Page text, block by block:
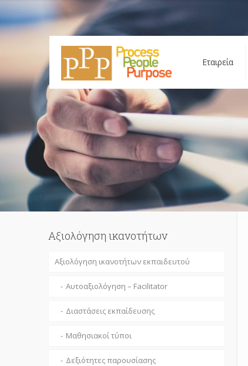
Εταιρεία
Αξιολόγηση ικανοτήτων
Αξιολόγηση ικανοτήτων εκπαιδευτού
Aυτοαξιολόγηση – Facilitator
Διαστάσεις εκπαίδευσης
Μαθησιακοί τύποι
Δεξιότητες παρουσίασης